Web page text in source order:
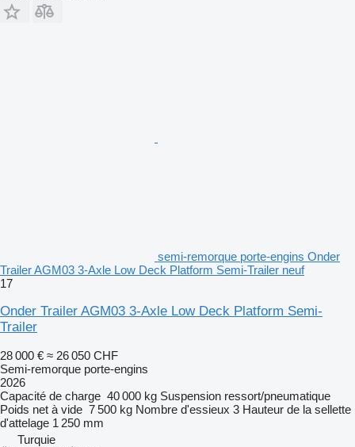
semi-remorque porte-engins Onder
Trailer AGM03 3-Axle Low Deck Platform Semi-Trailer neuf
17
Onder Trailer AGM03 3-Axle Low Deck Platform Semi-
Trailer
28 000 € ≈ 26 050 CHF
Semi-remorque porte-engins
2026
Capacité de charge 40 000 kg Suspension ressort/pneumatique
Poids net à vide 7 500 kg Nombre d'essieux 3 Hauteur de la sellette
d'attelage 1 250 mm
Turquie